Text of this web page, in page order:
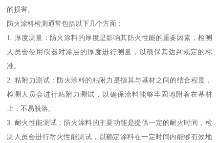
的损害。
防火涂料检测通常包括以下几个方面：
1. 厚度测量：防火涂料的厚度是影响其防火性能的重要因素，检测
人员会使用仪器对涂层的厚度进行测量，以确保其达到规定的标
准。
2. 粘附力测试：防火涂料的粘附力是指其与基材之间的结合程度，
检测人员会进行粘附力测试，以确保涂料能够牢固地附着在基材
上，不易脱落。
3. 耐火性能测试：防火涂料的主要功能是提供一定的耐火时间，检
测人员会进行耐火性能测试，以确定涂料在一定时间内能够有效地